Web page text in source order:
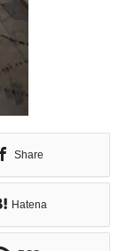
Share
Hatena